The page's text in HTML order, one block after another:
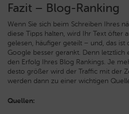
Fazit – Blog-Ranking
Wenn Sie sich beim Schreiben Ihres
diese Tipps halten, wird Ihr Text öfter
gelesen, häufiger geteilt – und, das ist
Google besser gerankt. Denn letztlich
den Erfolg Ihres Blog Rankings. Je
desto größer wird der Traffic mit der
werden dann zu einer wichtigen
Quellen: